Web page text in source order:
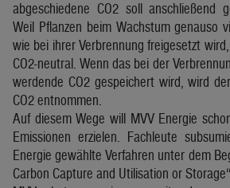
abgeschiedene CO2 soll anschließend
Weil Pflanzen beim Wachstum genauso
wie bei ihrer Verbrennung freigesetzt
CO2-neutral. Wenn das bei der
werdende CO2 gespeichert wird, wird
CO2 entnommen.
Auf diesem Wege will MVV Energie
Emissionen erzielen. Fachleute
Energie gewählte Verfahren unter dem
Carbon Capture and Utilisation or